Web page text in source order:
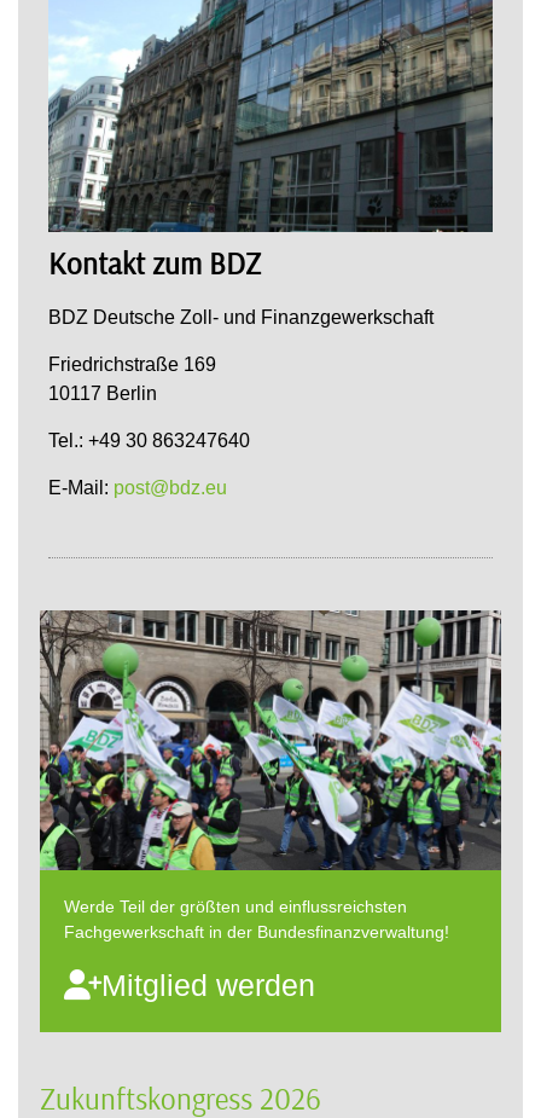
Kontakt zum BDZ
BDZ Deutsche Zoll- und Finanzgewerkschaft
Friedrichstraße 169
10117 Berlin
Tel.: +49 30 863247640
E-Mail: post@bdz.eu
Werde Teil der größten und einflussreichsten
Fachgewerkschaft in der Bundesfinanzverwaltung!
Mitglied werden
Zukunftskongress 2026